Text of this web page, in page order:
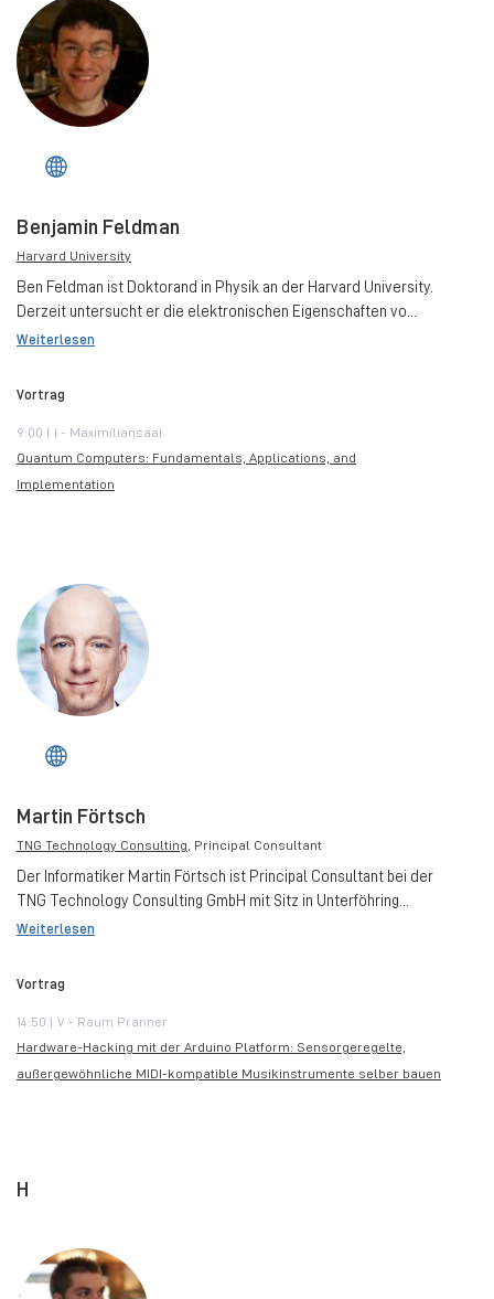
Benjamin Feldman
Harvard University
Ben Feldman ist Doktorand in Physik an der Harvard University.
Derzeit untersucht er die elektronischen Eigenschaften vo...
Weiterlesen
Vortrag
9:00 | I - Maximiliansaal
Quantum Computers: Fundamentals, Applications, and
Implementation
Martin Förtsch
TNG Technology Consulting, Principal Consultant
Der Informatiker Martin Förtsch ist Principal Consultant bei der
TNG Technology Consulting GmbH mit Sitz in Unterföhring...
Weiterlesen
Vortrag
14:50 | V - Raum Pranner
Hardware-Hacking mit der Arduino Platform: Sensorgeregelte,
außergewöhnliche MIDI-kompatible Musikinstrumente selber bauen
H